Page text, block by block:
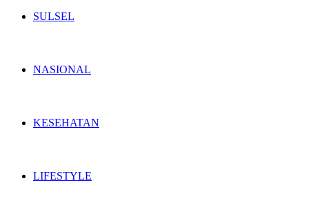
SULSEL
NASIONAL
KESEHATAN
LIFESTYLE